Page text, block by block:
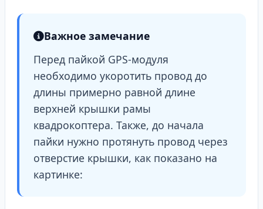
Важное замечание
Перед пайкой GPS-модуля
необходимо укоротить провод до
длины примерно равной длине
верхней крышки рамы
квадрокоптера. Также, до начала
пайки нужно протянуть провод через
отверстие крышки, как показано на
картинке: